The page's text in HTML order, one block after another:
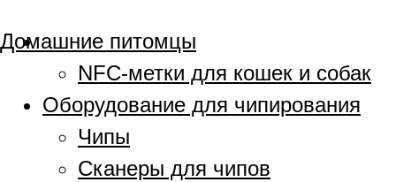
Домашние питомцы
NFC-метки для кошек и собак
Оборудование для чипирования
Чипы
Сканеры для чипов